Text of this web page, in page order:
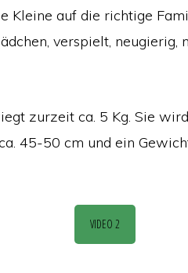
Kleine auf die richtige
verspielt, neugierig,
zurzeit ca. 5 Kg. Sie wird
45-50 cm und ein
VIDEO 2